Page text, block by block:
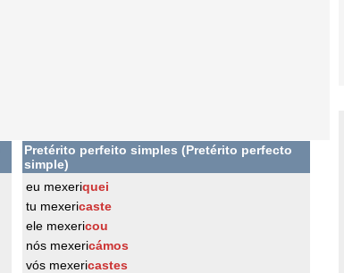
Pretérito perfeito simples (Pretérito perfecto
simple)
eu mexeriquei
tu mexericaste
ele mexericou
nós mexericámos
vós mexericastes